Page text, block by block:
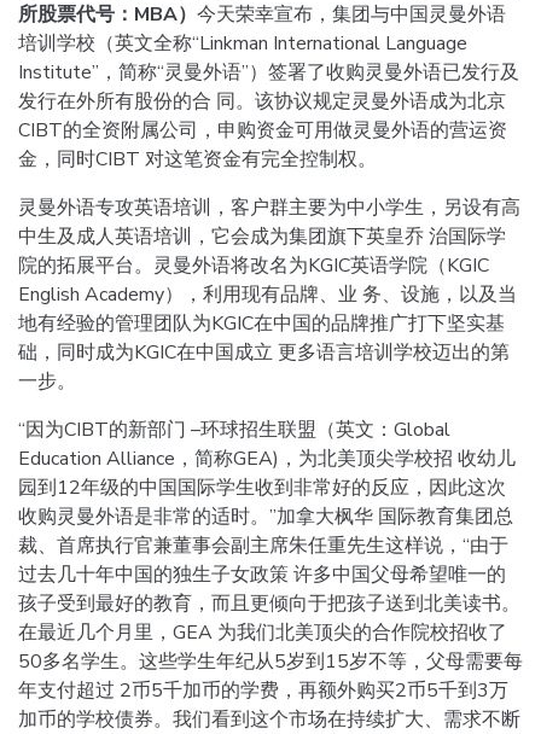
所股票代号：MBA） 今天荣幸宣布，集团与中国灵曼外语
培训学校（英文全称“Linkman International Language
Institute”，简称“灵曼外语”）签署了收购灵曼外语已发行及
发行在外所有股份的合 同。该协议规定灵曼外语成为北京
CIBT的全资附属公司，申购资金可用做灵曼外语的营运资
金，同时CIBT 对这笔资金有完全控制权。
灵曼外语专攻英语培训，客户群主要为中小学生，另设有高
中生及成人英语培训，它会成为集团旗下英皇乔 治国际学
院的拓展平台。灵曼外语将改名为KGIC英语学院（KGIC
English Academy），利用现有品牌、业 务、设施，以及当
地有经验的管理团队为KGIC在中国的品牌推广打下坚实基
础，同时成为KGIC在中国成立 更多语言培训学校迈出的第
一步。
“因为CIBT的新部门 –环球招生联盟（英文：Global
Education Alliance，简称GEA)，为北美顶尖学校招 收幼儿
园到12年级的中国国际学生收到非常好的反应，因此这次
收购灵曼外语是非常的适时。”加拿大枫华 国际教育集团总
裁、首席执行官兼董事会副主席朱任重先生这样说，“由于
过去几十年中国的独生子女政策 许多中国父母希望唯一的
孩子受到最好的教育，而且更倾向于把孩子送到北美读书。
在最近几个月里，GEA 为我们北美顶尖的合作院校招收了
50多名学生。这些学生年纪从5岁到15岁不等，父母需要每
年支付超过 2币5千加币的学费，再额外购买2币5千到3万
加币的学校债券。我们看到这个市场在持续扩大、需求不断